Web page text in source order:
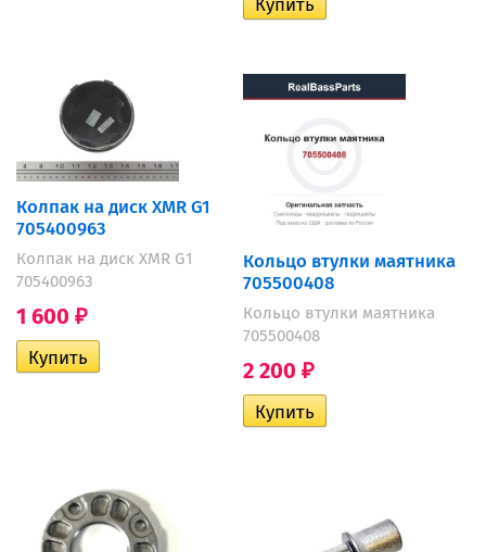
Колпак на диск XMR G1
705400963
Колпак на диск XMR G1
705400963
1 600 ₽
Кольцо втулки маятника
705500408
Кольцо втулки маятника
705500408
2 200 ₽